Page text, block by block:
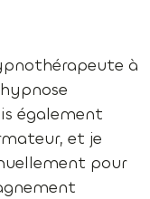
à
également
et je
pour